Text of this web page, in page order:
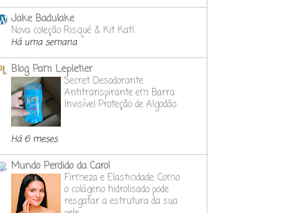
Jake Badulake
Nova coleção Risqué & Kit Kat!
Há uma semana
Blog Pam Lepletier
Secret Desodorante
Antitranspirante em Barra
Invisível Proteção de Algodão
Há 6 meses
Mundo Perdido da Carol
Firmeza e Elasticidade: Como
o colágeno hidrolisado pode
resgatar a estrutura da sua